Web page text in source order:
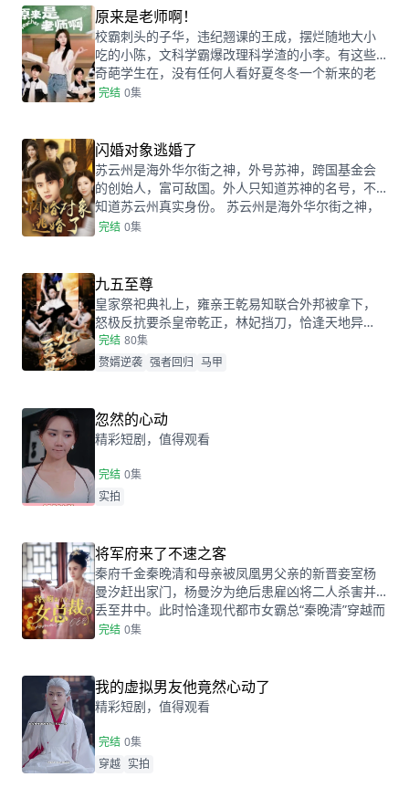
旅~
原来是老师啊！
校霸刺头的子华，违纪翘课的王成，摆烂随地大小
吃的小陈，文科学霸爆改理科学渣的小李。有这些
奇葩学生在，没有任何人看好夏冬冬一个新来的老
师能教好七班。夏冬冬却表示：给她三个月，她定
完结 0集
闪婚对象逃婚了
苏云州是海外华尔街之神，外号苏神，跨国基金会
的创始人，富可敌国。外人只知道苏神的名号，不
知道苏云州真实身份。 苏云州是海外华尔街之神，
外号苏神，跨国基金会的创始
完结 0集
九五至尊
皇家祭祀典礼上，雍亲王乾易知联合外邦被拿下，
怒极反抗要杀皇帝乾正，林妃挡刀，恰逢天地异
象，乾正穿越，变成林家赘婿张小凡。张小凡在电
梯清醒后将林沐雪误认为林妃，想让林妃带其离开
份江山！
完结 80集
赘婿逆袭 强者回归 马甲
忽然的心动
精彩短剧，值得观看
完结 0集
实拍
将军府来了不速之客
秦府千金秦晚清和母亲被凤凰男父亲的新晋妾室杨
曼汐赶出家门，杨曼汐为绝后患雇凶将二人杀害并
丢至井中。此时恰逢现代都市女霸总“秦晚清”穿越而
来，女霸总答应原主的复仇请求，以身入局，亲自
完结 0集
我的虚拟男友他竟然心动了
精彩短剧，值得观看
完结 0集
穿越 实拍